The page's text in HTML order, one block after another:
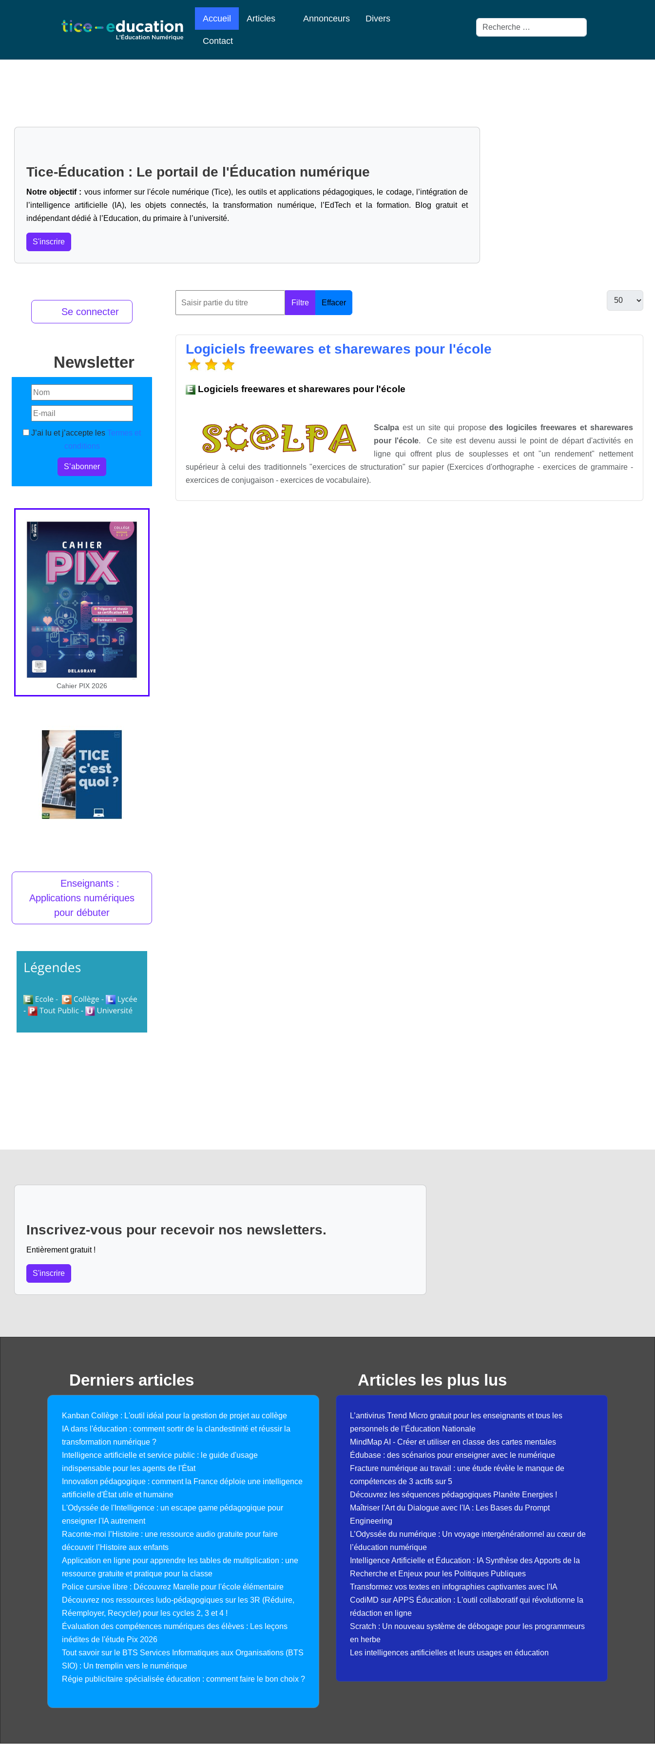
Accueil Articles Annonceurs Divers
Contact
Rechercher
Tice-Éducation : Le portail de l'Éducation numérique
Notre objectif : vous informer sur l'école numérique (Tice), les outils et applications pédagogiques, le codage,
l’intégration de
l’intelligence artificielle (IA), les objets connectés, la transformation numérique, l’EdTech et la formation. Blog gratuit et
indépendant dédié à l’Education, du primaire à l’université.
S'inscrire
Se connecter
Newsletter
J’ai lu et j’accepte les Termes et
conditions
S’abonner
Cahier PIX 2026
Enseignants :
Applications numériques
pour débuter
Filtre Effacer
Logiciels freewares et sharewares pour l'école
Logiciels freewares et sharewares pour l'école
Scalpa est un site qui proposedes logiciles freewares et sharewares
pour l'école. Ce site est devenu aussi le point de départ d'activités en
ligne qui offrent plus de souplesses et ont "un rendement" nettement
supérieur à celui des traditionnels "exercices de structuration" sur papier (Exercices d'orthographe - exercices de grammaire -
exercices de conjugaison - exercices de vocabulaire).
Inscrivez-vous pour recevoir nos newsletters.
Entièrement gratuit !
S'inscrire
Derniers articles
Kanban Collège : L'outil idéal pour la gestion de projet au collège
IA dans l'éducation : comment sortir de la clandestinité et réussir la
transformation numérique ?
Intelligence artificielle et service public : le guide d'usage
indispensable pour les agents de l'État
Innovation pédagogique : comment la France déploie une intelligence
artificielle d'État utile et humaine
L'Odyssée de l'Intelligence : un escape game pédagogique pour
enseigner l'IA autrement
Raconte-moi l’Histoire : une ressource audio gratuite pour faire
découvrir l’Histoire aux enfants
Application en ligne pour apprendre les tables de multiplication : une
ressource gratuite et pratique pour la classe
Police cursive libre : Découvrez Marelle pour l'école élémentaire
Découvrez nos ressources ludo-pédagogiques sur les 3R (Réduire,
Réemployer, Recycler) pour les cycles 2, 3 et 4 !
Évaluation des compétences numériques des élèves : Les leçons
inédites de l'étude Pix 2026
Tout savoir sur le BTS Services Informatiques aux Organisations (BTS
SIO) : Un tremplin vers le numérique
Régie publicitaire spécialisée éducation : comment faire le bon choix ?
Articles les plus lus
L’antivirus Trend Micro gratuit pour les enseignants et tous les
personnels de l’Éducation Nationale
MindMap AI - Créer et utiliser en classe des cartes mentales
Édubase : des scénarios pour enseigner avec le numérique
Fracture numérique au travail : une étude révèle le manque de
compétences de 3 actifs sur 5
Découvrez les séquences pédagogiques Planète Energies !
Maîtriser l'Art du Dialogue avec l'IA : Les Bases du Prompt
Engineering
L’Odyssée du numérique : Un voyage intergénérationnel au cœur de
l’éducation numérique
Intelligence Artificielle et Éducation : IA Synthèse des Apports de la
Recherche et Enjeux pour les Politiques Publiques
Transformez vos textes en infographies captivantes avec l'IA
CodiMD sur APPS Éducation : L'outil collaboratif qui révolutionne la
rédaction en ligne
Scratch : Un nouveau système de débogage pour les programmeurs
en herbe
Les intelligences artificielles et leurs usages en éducation